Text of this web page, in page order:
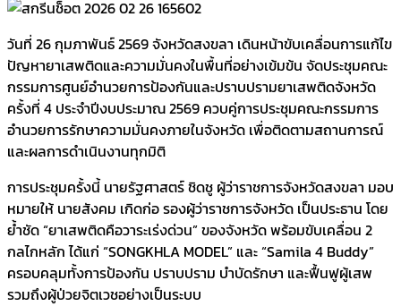
วันที่ 26 กุมภาพันธ์ 2569 จังหวัดสงขลา เดินหน้าขับเคลื่อนการแก้ไข
ปัญหายาเสพติดและความมั่นคงในพื้นที่อย่างเข้มข้น จัดประชุมคณะ
กรรมการศูนย์อำนวยการป้องกันและปราบปรามยาเสพติดจังหวัด
ครั้งที่ 4 ประจำปีงบประมาณ 2569 ควบคู่การประชุมคณะกรรมการ
อำนวยการรักษาความมั่นคงภายในจังหวัด เพื่อติดตามสถานการณ์
และผลการดำเนินงานทุกมิติ
การประชุมครั้งนี้ นายรัฐศาสตร์ ชิดชู ผู้ว่าราชการจังหวัดสงขลา มอบ
หมายให้ นายสังคม เกิดก่อ รองผู้ว่าราชการจังหวัด เป็นประธาน โดย
ย้ำชัด “ยาเสพติดคือวาระเร่งด่วน” ของจังหวัด พร้อมขับเคลื่อน 2
กลไกหลัก ได้แก่ “SONGKHLA MODEL” และ “Samila 4 Buddy”
ครอบคลุมทั้งการป้องกัน ปราบปราม บำบัดรักษา และฟื้นฟูผู้เสพ
รวมถึงผู้ป่วยจิตเวชอย่างเป็นระบบ